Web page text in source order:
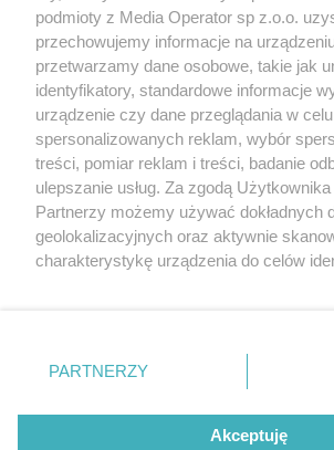
4 / 0
Wydawca mediów lokalnych
Nie zapomnij
zapoznać się z:
polityką prywatności regulamin
Twojemiasto
Piekary Śląskie
Chorzów
Tarnowskie Góry
Gliwice
Kontakt
Wydawca
Redakcja
podmioty z Media Operator sp z.o.o.
przechowujemy informacje na
przetwarzamy dane osobowe, takie jak
identyfikatory, standardowe informacje
urządzenie czy dane przeglądania w
spersonalizowanych reklam, wybór
treści, pomiar reklam i treści, badanie
ulepszanie usług. Za zgodą
Partnerzy możemy używać dokładnych
geolokalizacyjnych oraz aktywnie
charakterystykę urządzenia do celów
zmienić/wycofać klikając przycisk
znajdujący się w lewym dolnym rogu
rodzaje przetwarzania danych nie
użytkownika, ale masz prawo sprzeciwić
PARTNERZY
Akceptuję